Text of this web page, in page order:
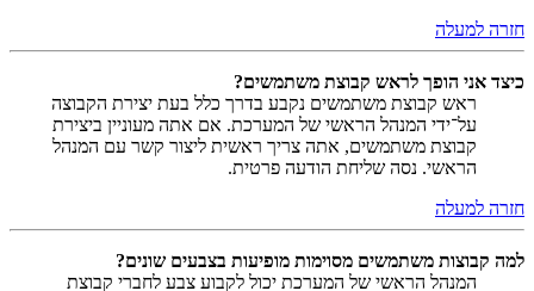
חזרה למעלה
כיצד אני הופך לראש קבוצת משתמשים?
ראש קבוצת משתמשים נקבע בדרך כלל בעת יצירת הקבוצה
על־ידי המנהל הראשי של המערכת. אם אתה מעוניין ביצירת
קבוצת משתמשים, אתה צריך ראשית ליצור קשר עם המנהל
הראשי. נסה שליחת הודעה פרטית.
חזרה למעלה
למה קבוצות משתמשים מסוימות מופיעות בצבעים שונים?
המנהל הראשי של המערכת יכול לקבוע צבע לחברי קבוצת